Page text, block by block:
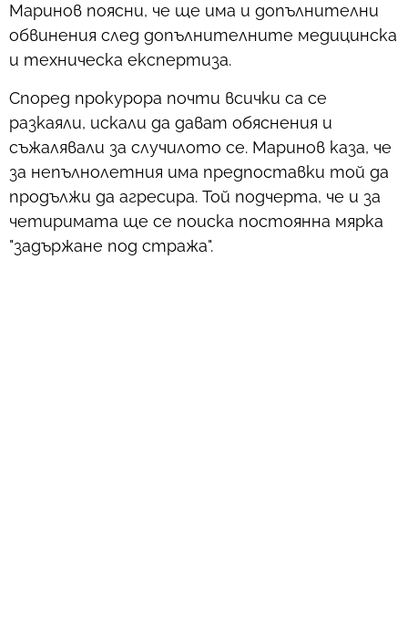
Маринов поясни, че ще има и допълнителни
обвинения след допълнителните медицинска
и техническа експертиза.
Според прокурора почти всички са се
разкаяли, искали да дават обяснения и
съжалявали за случилото се. Маринов каза, че
за непълнолетния има предпоставки той да
продължи да агресира. Той подчерта, че и за
четиримата ще се поиска постоянна мярка
"задържане под стража".